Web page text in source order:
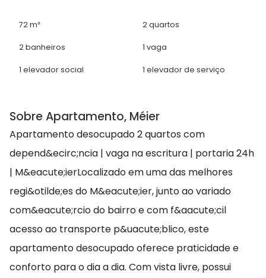
72 m² 2 quartos
2 banheiros 1 vaga
1 elevador social 1 elevador de serviço
Sobre Apartamento, Méier
Apartamento desocupado 2 quartos com
depend&ecirc;ncia | vaga na escritura | portaria 24h
| M&eacute;ierLocalizado em uma das melhores
regi&otilde;es do M&eacute;ier, junto ao variado
com&eacute;rcio do bairro e com f&aacute;cil
acesso ao transporte p&uacute;blico, este
apartamento desocupado oferece praticidade e
conforto para o dia a dia. Com vista livre, possui